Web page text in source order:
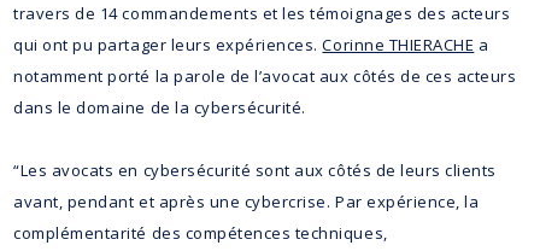
travers de 14 commandements et les témoignages des acteurs
qui ont pu partager leurs expériences.Corinne THIERACHE a
notamment porté la parole de l’avocat aux côtés de ces acteurs
dans le domaine de la cybersécurité.
“Les avocats en cybersécurité sont aux côtés de leurs clients
avant, pendant et après une cybercrise. Par expérience, la
complémentarité des compétences techniques,